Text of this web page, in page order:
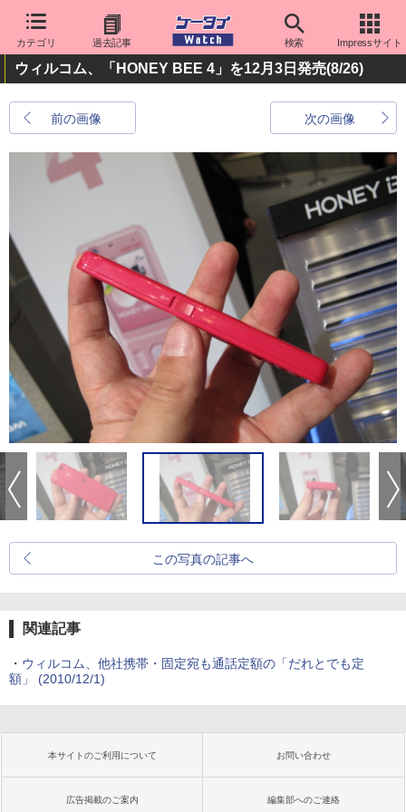
カテゴリ 過去記事 検索 Impressサイト
ウィルコム、「HONEY BEE 4」を12月3日発売(8/26)
前の画像 次の画像
この写真の記事へ
関連記事
・ ウィルコム、他社携帯・固定宛も通話定額の「だれとでも定
額」
(2010/12/1)
本サイトのご利用について お問い合わせ
広告掲載のご案内 編集部へのご連絡